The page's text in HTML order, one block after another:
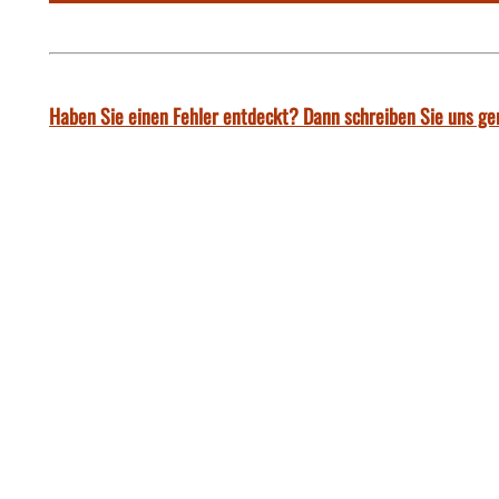
Haben Sie einen Fehler entdeckt? Dann schreiben Sie uns